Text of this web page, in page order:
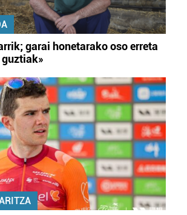
garai honetarako oso erreta